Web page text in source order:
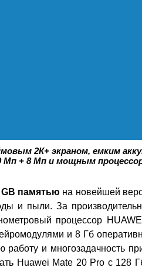
2К+ экраном, емким
Мп + 8 Мп и мощным
GB памятью на новейшей
и пыли. За
процессор
и 8 Гб
работу и многозадачность
Huawei Mate 20 Pro с 128